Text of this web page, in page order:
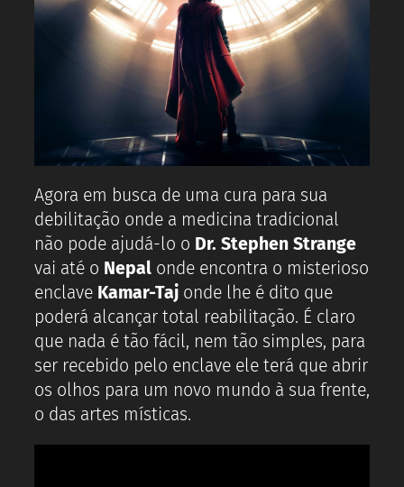
Agora em busca de uma cura para sua
debilitação onde a medicina tradicional
não pode ajudá-lo o Dr. Stephen Strange
vai até o Nepalonde encontra o misterioso
enclave Kamar-Tajonde lhe é dito que
poderá alcançar total reabilitação. É claro
que nada é tão fácil, nem tão simples, para
ser recebido pelo enclave ele terá que abrir
os olhos para um novo mundo à sua frente,
o das artes místicas.